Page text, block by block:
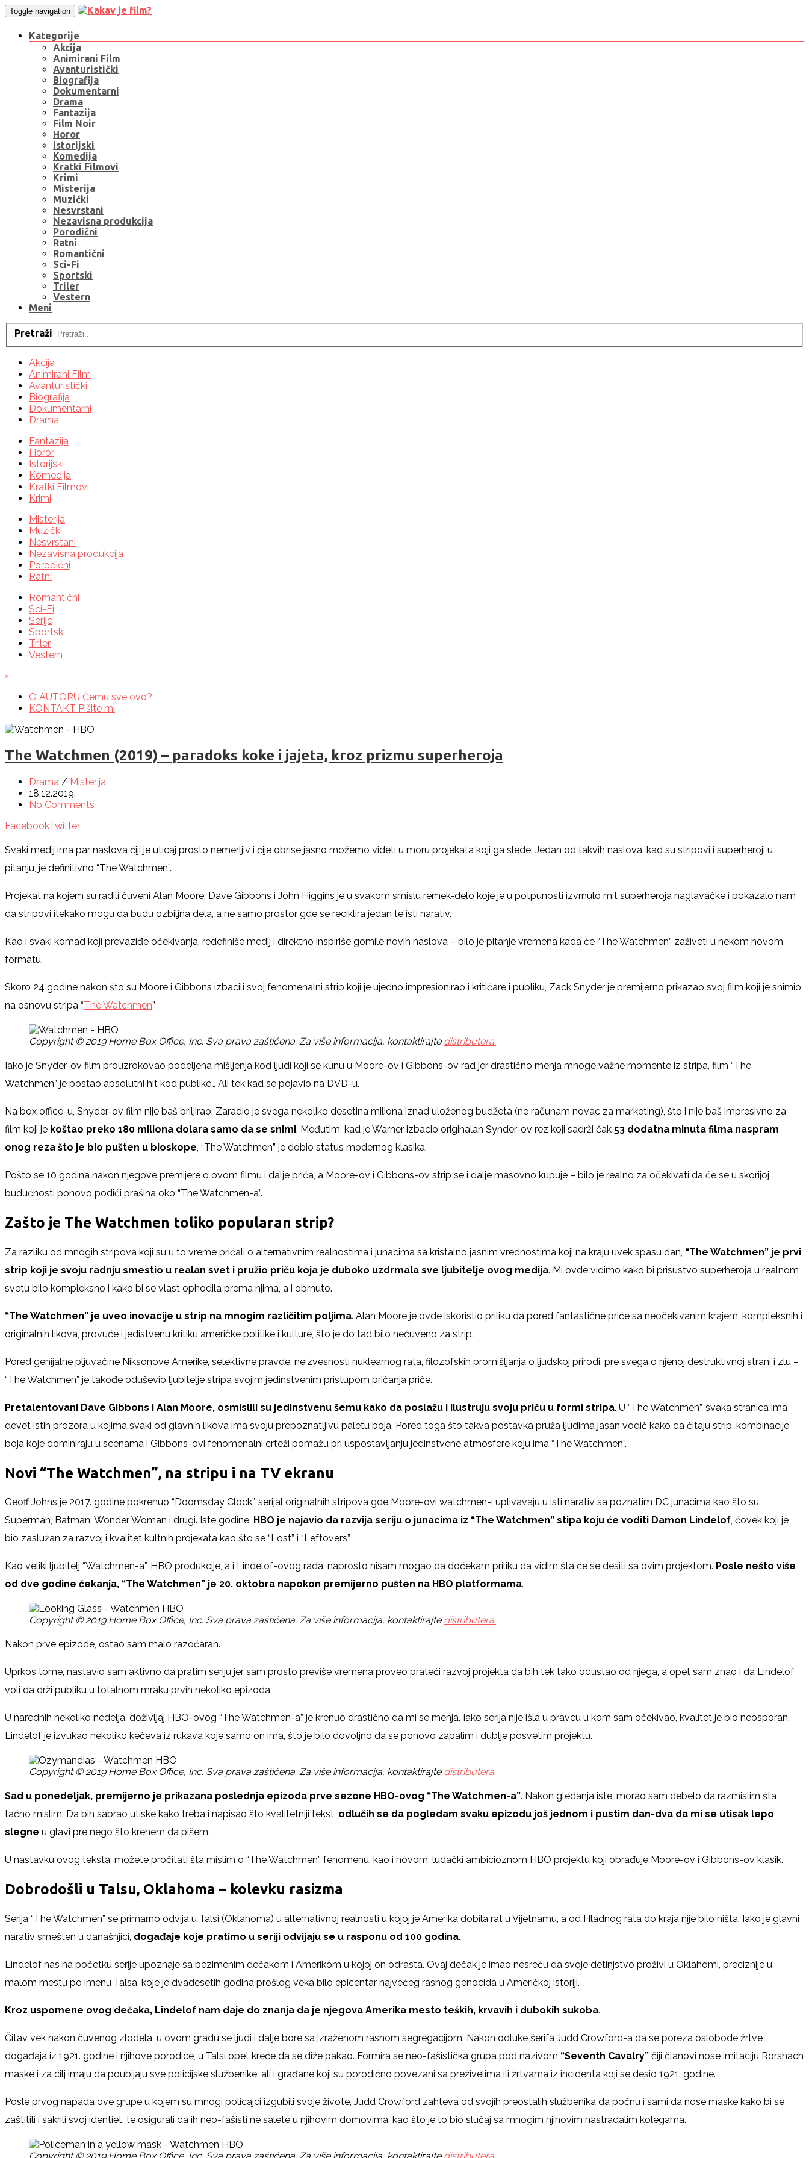
Toggle navigation
Kategorije
Akcija
Animirani Film
Avanturistički
Biografija
Dokumentarni
Drama
Fantazija
Film Noir
Horor
Istorijski
Komedija
Kratki Filmovi
Krimi
Misterija
Muzički
Nesvrstani
Nezavisna produkcija
Porodični
Ratni
Romantični
Sci-Fi
Sportski
Triler
Vestern
Meni
Pretraži
Akcija
Animirani Film
Avanturistički
Biografija
Dokumentarni
Drama
Fantazija
Horor
Istorijski
Komedija
Kratki Filmovi
Krimi
Misterija
Muzički
Nesvrstani
Nezavisna produkcija
Porodični
Ratni
Romantični
Sci-Fi
Serije
Sportski
Triler
Vestern
×
O AUTORU Čemu sve ovo?
KONTAKT Pišite mi
The Watchmen (2019) – paradoks koke i jajeta, kroz prizmu superheroja
Drama / Misterija
18.12.2019.
No Comments
FacebookTwitter
Svaki medij ima par naslova čiji je uticaj prosto nemerljiv i čije obrise jasno možemo videti u moru projekata koji ga slede. Jedan od takvih naslova, kad su stripovi i superheroji u
pitanju, je definitivno “The Watchmen”.
Projekat na kojem su radili čuveni Alan Moore, Dave Gibbons i John Higgins je u svakom smislu remek-delo koje je u potpunosti izvrnulo mit superheroja naglavačke i pokazalo nam
da stripovi itekako mogu da budu ozbiljna dela, a ne samo prostor gde se reciklira jedan te isti narativ.
Kao i svaki komad koji prevaziđe očekivanja, redefiniše medij i direktno inspiriše gomile novih naslova – bilo je pitanje vremena kada će “The Watchmen” zaživeti u nekom novom
formatu.
Skoro 24 godine nakon što su Moore i Gibbons izbacili svoj fenomenalni strip koji je ujedno impresionirao i kritičare i publiku, Zack Snyder je premijerno prikazao svoj film koji je snimio
na osnovu stripa “The Watchmen”.
Copyright © 2019 Home Box Office, Inc. Sva prava zaštićena. Za više informacija, kontaktirajte distributera.
Iako je Snyder-ov film prouzrokovao podeljena mišljenja kod ljudi koji se kunu u Moore-ov i Gibbons-ov rad jer drastično menja mnoge važne momente iz stripa, film “The
Watchmen” je postao apsolutni hit kod publike… Ali tek kad se pojavio na DVD-u.
Na box office-u, Snyder-ov film nije baš briljirao. Zaradio je svega nekoliko desetina miliona iznad uloženog budžeta (ne računam novac za marketing), što i nije baš impresivno za
film koji je koštao preko 180 miliona dolara samo da se snimi. Međutim, kad je Warner izbacio originalan Synder-ov rez koji sadrži čak 53 dodatna minuta filma naspram
onog reza što je bio pušten u bioskope, “The Watchmen” je dobio status modernog klasika.
Pošto se 10 godina nakon njegove premijere o ovom filmu i dalje priča, a Moore-ov i Gibbons-ov strip se i dalje masovno kupuje – bilo je realno za očekivati da će se u skorijoj
budućnosti ponovo podići prašina oko “The Watchmen-a”.
Zašto je The Watchmen toliko popularan strip?
Za razliku od mnogih stripova koji su u to vreme pričali o alternativnim realnostima i junacima sa kristalno jasnim vrednostima koji na kraju uvek spasu dan, “The Watchmen” je prvi
strip koji je svoju radnju smestio u realan svet i pružio priču koja je duboko uzdrmala sve ljubitelje ovog medija. Mi ovde vidimo kako bi prisustvo superheroja u realnom
svetu bilo kompleksno i kako bi se vlast ophodila prema njima, a i obrnuto.
“The Watchmen” je uveo inovacije u strip na mnogim različitim poljima. Alan Moore je ovde iskoristio priliku da pored fantastične priče sa neočekivanim krajem, kompleksnih i
originalnih likova, provuče i jedistvenu kritiku američke politike i kulture, što je do tad bilo nečuveno za strip.
Pored genijalne pljuvačine Niksonove Amerike, selektivne pravde, neizvesnosti nuklearnog rata, filozofskih promišljanja o ljudskoj prirodi, pre svega o njenoj destruktivnoj strani i zlu –
“The Watchmen” je takođe oduševio ljubitelje stripa svojim jedinstvenim pristupom pričanja priče.
Pretalentovani Dave Gibbons i Alan Moore, osmislili su jedinstvenu šemu kako da poslažu i ilustruju svoju priču u formi stripa. U “The Watchmen”, svaka stranica ima
devet istih prozora u kojima svaki od glavnih likova ima svoju prepoznatljivu paletu boja. Pored toga što takva postavka pruža ljudima jasan vodič kako da čitaju strip, kombinacije
boja koje dominiraju u scenama i Gibbons-ovi fenomenalni crteži pomažu pri uspostavljanju jedinstvene atmosfere koju ima “The Watchmen”.
Novi “The Watchmen”, na stripu i na TV ekranu
Geoff Johns je 2017. godine pokrenuo “Doomsday Clock”, serijal originalnih stripova gde Moore-ovi watchmen-i uplivavaju u isti narativ sa poznatim DC junacima kao što su
Superman, Batman, Wonder Woman i drugi. Iste godine, HBO je najavio da razvija seriju o junacima iz “The Watchmen” stipa koju će voditi Damon Lindelof, čovek koji je
bio zaslužan za razvoj i kvalitet kultnih projekata kao što se “Lost” i “Leftovers”.
Kao veliki ljubitelj “Watchmen-a”, HBO produkcije, a i Lindelof-ovog rada, naprosto nisam mogao da dočekam priliku da vidim šta će se desiti sa ovim projektom. Posle nešto više
od dve godine čekanja, “The Watchmen” je 20. oktobra napokon premijerno pušten na HBO platformama.
Copyright © 2019 Home Box Office, Inc. Sva prava zaštićena. Za više informacija, kontaktirajte distributera.
Nakon prve epizode, ostao sam malo razočaran.
Uprkos tome, nastavio sam aktivno da pratim seriju jer sam prosto previše vremena proveo prateći razvoj projekta da bih tek tako odustao od njega, a opet sam znao i da Lindelof
voli da drži publiku u totalnom mraku prvih nekoliko epizoda.
U narednih nekoliko nedelja, doživljaj HBO-ovog “The Watchmen-a” je krenuo drastično da mi se menja. Iako serija nije išla u pravcu u kom sam očekivao, kvalitet je bio neosporan.
Lindelof je izvukao nekoliko kečeva iz rukava koje samo on ima, što je bilo dovoljno da se ponovo zapalim i dublje posvetim projektu.
Copyright © 2019 Home Box Office, Inc. Sva prava zaštićena. Za više informacija, kontaktirajte distributera.
Sad u ponedeljak, premijerno je prikazana poslednja epizoda prve sezone HBO-ovog “The Watchmen-a”. Nakon gledanja iste, morao sam debelo da razmislim šta
tačno mislim. Da bih sabrao utiske kako treba i napisao što kvalitetniji tekst, odlučih se da pogledam svaku epizodu još jednom i pustim dan-dva da mi se utisak lepo
slegne u glavi pre nego što krenem da pišem.
U nastavku ovog teksta, možete pročitati šta mislim o “The Watchmen” fenomenu, kao i novom, ludački ambicioznom HBO projektu koji obrađuje Moore-ov i Gibbons-ov klasik.
Dobrodošli u Talsu, Oklahoma – kolevku rasizma
Serija “The Watchmen” se primarno odvija u Talsi (Oklahoma) u alternativnoj realnosti u kojoj je Amerika dobila rat u Vijetnamu, a od Hladnog rata do kraja nije bilo ništa. Iako je glavni
narativ smešten u današnjici, događaje koje pratimo u seriji odvijaju se u rasponu od 100 godina.
Lindelof nas na početku serije upoznaje sa bezimenim dečakom i Amerikom u kojoj on odrasta. Ovaj dečak je imao nesreću da svoje detinjstvo proživi u Oklahomi, preciznije u
malom mestu po imenu Talsa, koje je dvadesetih godina prošlog veka bilo epicentar najvećeg rasnog genocida u Američkoj istoriji.
Kroz uspomene ovog dečaka, Lindelof nam daje do znanja da je njegova Amerika mesto teških, krvavih i dubokih sukoba.
Čitav vek nakon čuvenog zlodela, u ovom gradu se ljudi i dalje bore sa izraženom rasnom segregacijom. Nakon odluke šerifa Judd Crowford-a da se poreza oslobode žrtve
događaja iz 1921. godine i njihove porodice, u Talsi opet kreće da se diže pakao. Formira se neo-fašistička grupa pod nazivom “Seventh Cavalry” čiji članovi nose imitaciju Rorshach
maske i za cilj imaju da poubijaju sve policijske službenike, ali i građane koji su porodično povezani sa preživelima ili žrtvama iz incidenta koji se desio 1921. godine.
Posle prvog napada ove grupe u kojem su mnogi policajci izgubili svoje živote, Judd Crowford zahteva od svojih preostalih službenika da počnu i sami da nose maske kako bi se
zaštitili i sakrili svoj identiet, te osigurali da ih neo-fašisti ne salete u njihovim domovima, kao što je to bio slučaj sa mnogim njihovim nastradalim kolegama.